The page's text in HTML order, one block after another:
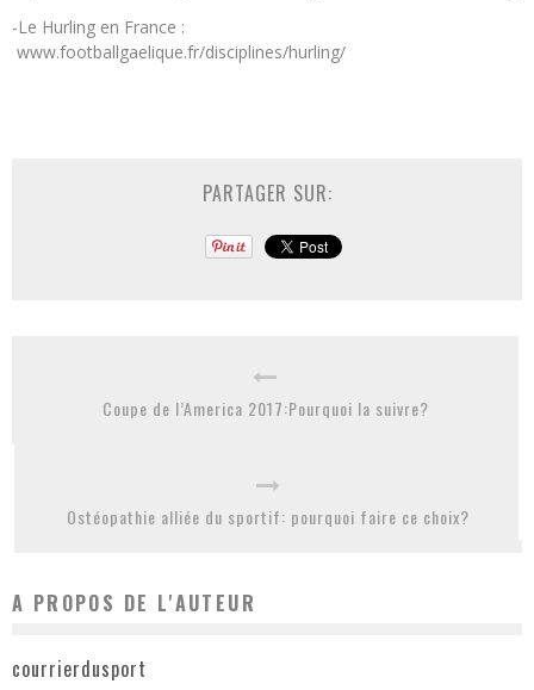
-Le Hurling en France :
www.footballgaelique.fr/disciplines/hurling/
PARTAGER SUR:
Coupe de l’America 2017:Pourquoi la suivre?
Ostéopathie alliée du sportif: pourquoi faire ce choix?
A PROPOS DE L'AUTEUR
courrierdusport